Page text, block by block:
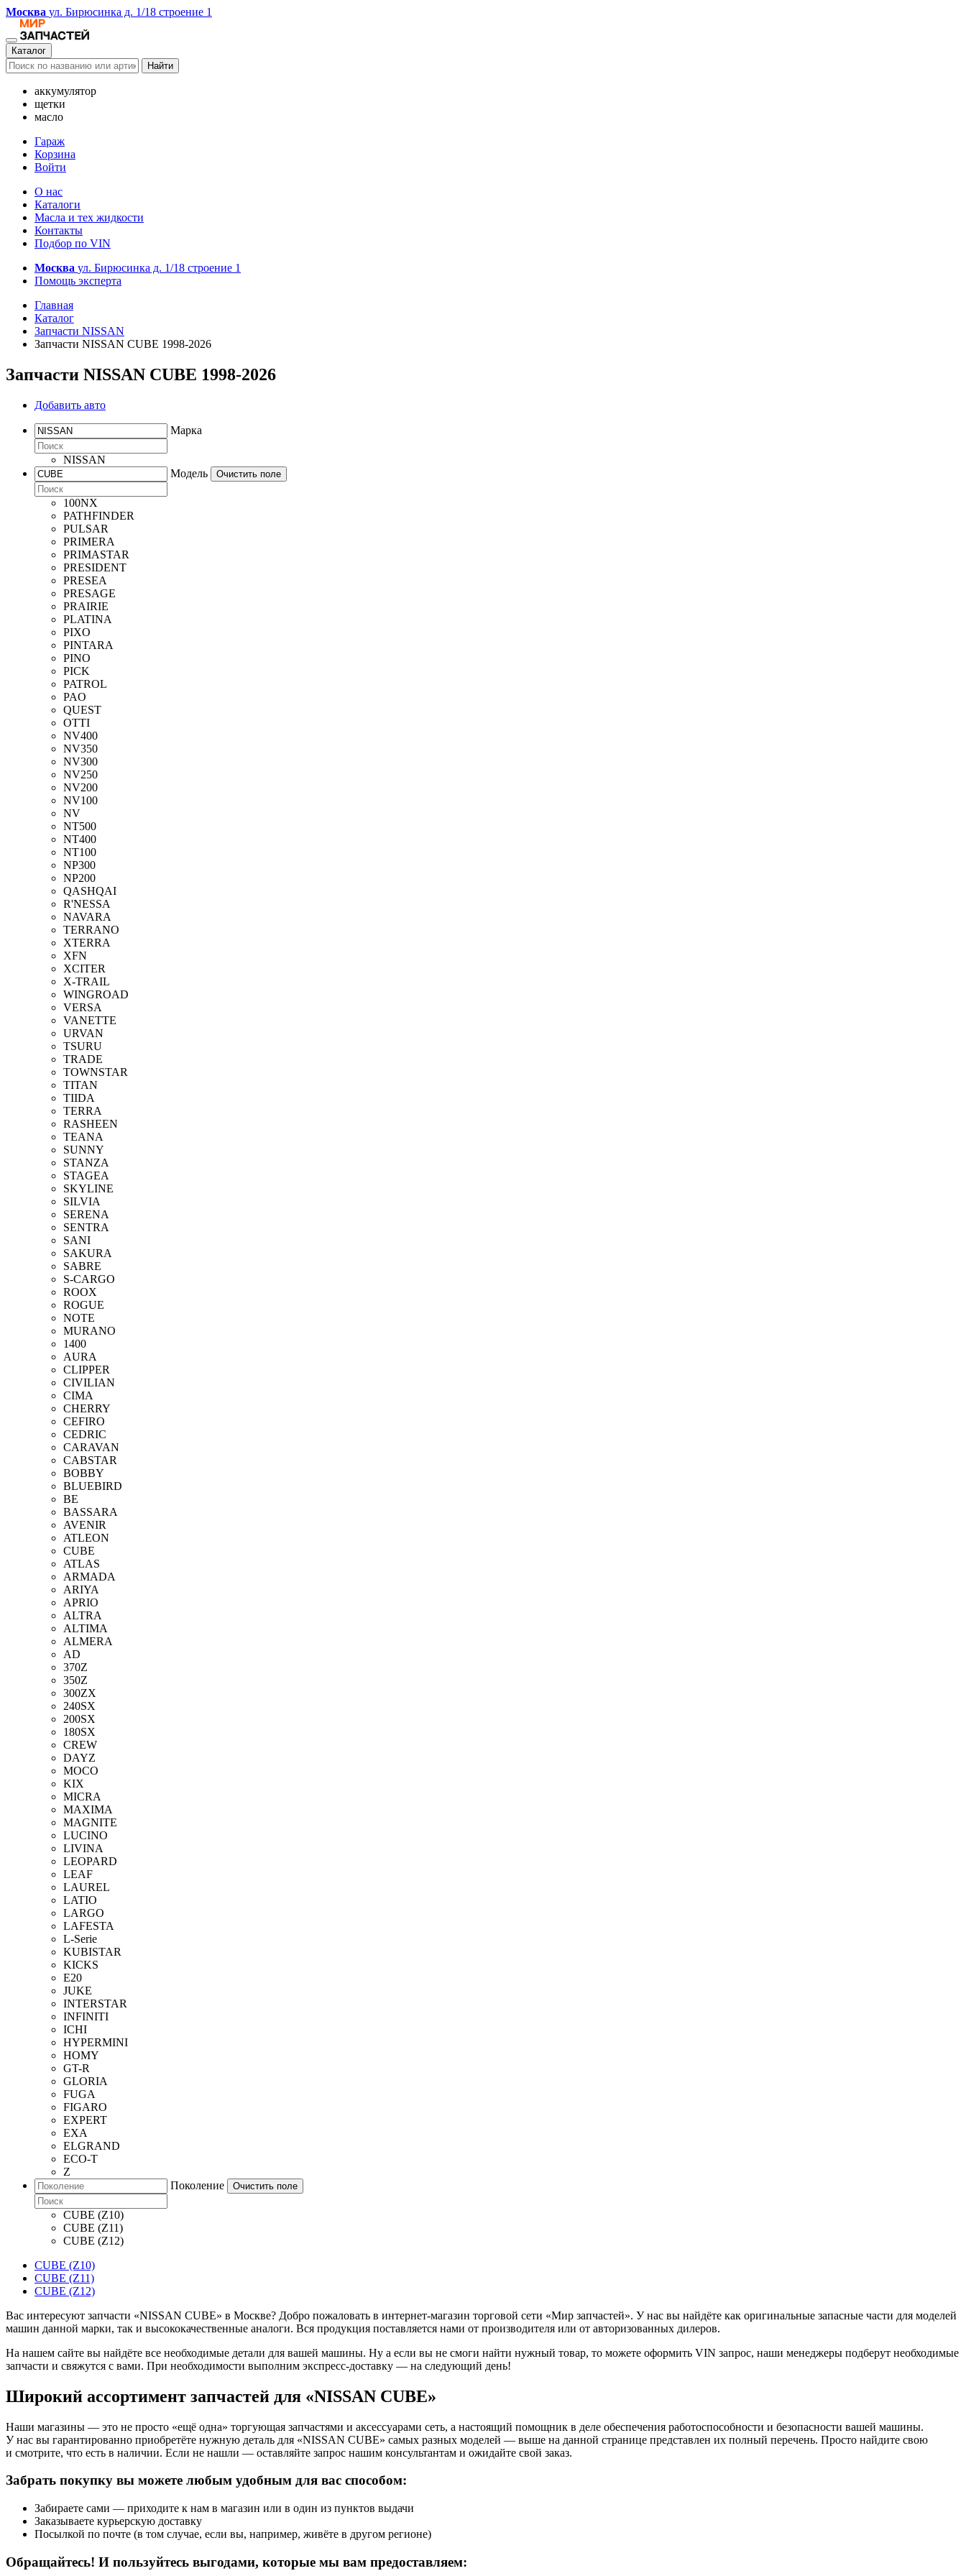
Москва ул. Бирюсинка д. 1/18 строение 1
Каталог
Найти
аккумулятор
щетки
масло
Гараж
Корзина
Войти
О нас
Каталоги
Масла и тех жидкости
Контакты
Подбор по VIN
Москва ул. Бирюсинка д. 1/18 строение 1
Помощь эксперта
Главная
Каталог
Запчасти NISSAN
Запчасти NISSAN CUBE 1998-2026
Запчасти NISSAN CUBE 1998-2026
Добавить авто
Марка
NISSAN
Модель
Очистить поле
100NX
PATHFINDER
PULSAR
PRIMERA
PRIMASTAR
PRESIDENT
PRESEA
PRESAGE
PRAIRIE
PLATINA
PIXO
PINTARA
PINO
PICK
PATROL
PAO
QUEST
OTTI
NV400
NV350
NV300
NV250
NV200
NV100
NV
NT500
NT400
NT100
NP300
NP200
QASHQAI
R'NESSA
NAVARA
TERRANO
XTERRA
XFN
XCITER
X-TRAIL
WINGROAD
VERSA
VANETTE
URVAN
TSURU
TRADE
TOWNSTAR
TITAN
TIIDA
TERRA
RASHEEN
TEANA
SUNNY
STANZA
STAGEA
SKYLINE
SILVIA
SERENA
SENTRA
SANI
SAKURA
SABRE
S-CARGO
ROOX
ROGUE
NOTE
MURANO
1400
AURA
CLIPPER
CIVILIAN
CIMA
CHERRY
CEFIRO
CEDRIC
CARAVAN
CABSTAR
BOBBY
BLUEBIRD
BE
BASSARA
AVENIR
ATLEON
CUBE
ATLAS
ARMADA
ARIYA
APRIO
ALTRA
ALTIMA
ALMERA
AD
370Z
350Z
300ZX
240SX
200SX
180SX
CREW
DAYZ
MOCO
KIX
MICRA
MAXIMA
MAGNITE
LUCINO
LIVINA
LEOPARD
LEAF
LAUREL
LATIO
LARGO
LAFESTA
L-Serie
KUBISTAR
KICKS
E20
JUKE
INTERSTAR
INFINITI
ICHI
HYPERMINI
HOMY
GT-R
GLORIA
FUGA
FIGARO
EXPERT
EXA
ELGRAND
ECO-T
Z
Поколение
Очистить поле
CUBE (Z10)
CUBE (Z11)
CUBE (Z12)
CUBE (Z10)
CUBE (Z11)
CUBE (Z12)
Вас интересуют запчасти «NISSAN CUBE» в Москве? Добро пожаловать в интернет-магазин торговой сети «Мир запчастей». У нас вы найдёте как оригинальные запасные части для моделей
машин данной марки, так и высококачественные аналоги. Вся продукция поставляется нами от производителя или от авторизованных дилеров.
На нашем сайте вы найдёте все необходимые детали для вашей машины. Ну а если вы не смоги найти нужный товар, то можете оформить VIN запрос, наши менеджеры подберут необходимые
запчасти и свяжутся с вами. При необходимости выполним экспресс-доставку — на следующий день!
Широкий ассортимент запчастей для «NISSAN CUBE»
Наши магазины — это не просто «ещё одна» торгующая запчастями и аксессуарами сеть, а настоящий помощник в деле обеспечения работоспособности и безопасности вашей машины.
У нас вы гарантированно приобретёте нужную деталь для «NISSAN CUBE» самых разных моделей — выше на данной странице представлен их полный перечень. Просто найдите свою
и смотрите, что есть в наличии. Если не нашли — оставляйте запрос нашим консультантам и ожидайте свой заказ.
Забрать покупку вы можете любым удобным для вас способом:
Забираете сами — приходите к нам в магазин или в один из пунктов выдачи
Заказываете курьерскую доставку
Посылкой по почте (в том случае, если вы, например, живёте в другом регионе)
Обращайтесь! И пользуйтесь выгодами, которые мы вам предоставляем: